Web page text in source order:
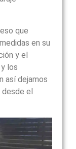
que
en su
y el
los
así dejamos
el